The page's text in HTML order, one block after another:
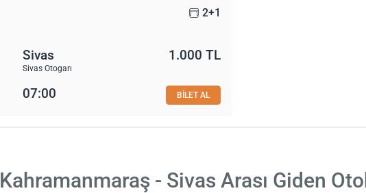
2+1
Sivas
Sivas Otogarı
1.000 TL
07:00 BİLET AL
Kahramanmaraş - Sivas Arası Giden